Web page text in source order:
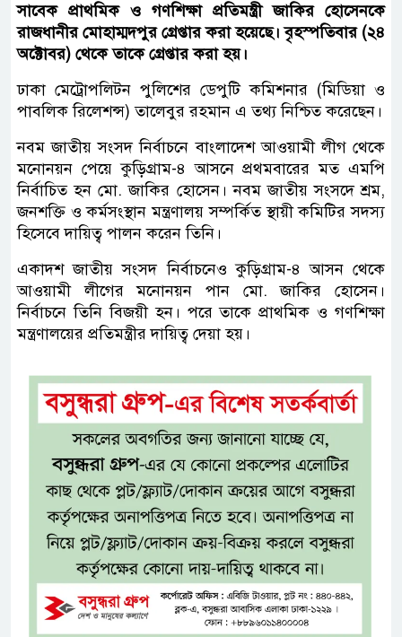
সাবেক প্রাথমিক ও গণশিক্ষা প্রতিমন্ত্রী জাকির হোসেনকে
রাজধানীর মোহাম্মদপুর গ্রেপ্তার করা হয়েছে। বৃহস্পতিবার (২৪
অক্টোবর) থেকে তাকে গ্রেপ্তার করা হয়।
ঢাকা মেট্রোপলিটন পুলিশের ডেপুটি কমিশনার (মিডিয়া ও
পাবলিক রিলেশন্স) তালেবুর রহমান এ তথ্য নিশ্চিত করেছেন।
নবম জাতীয় সংসদ নির্বাচনে বাংলাদেশ আওয়ামী লীগ থেকে
মনোনয়ন পেয়ে কুড়িগ্রাম-৪ আসনে প্রথমবারের মত এমপি
নির্বাচিত হন মো. জাকির হোসেন। নবম জাতীয় সংসদে শ্রম,
জনশক্তি ও কর্মসংস্থান মন্ত্রণালয় সম্পর্কিত স্থায়ী কমিটির সদস্য
হিসেবে দায়িত্ব পালন করেন তিনি।
একাদশ জাতীয় সংসদ নির্বাচনেও কুড়িগ্রাম-৪ আসন থেকে
আওয়ামী লীগের মনোনয়ন পান মো. জাকির হোসেন।
নির্বাচনে তিনি বিজয়ী হন। পরে তাকে প্রাথমিক ও গণশিক্ষা
মন্ত্রণালয়ের প্রতিমন্ত্রীর দায়িত্ব দেয়া হয়।